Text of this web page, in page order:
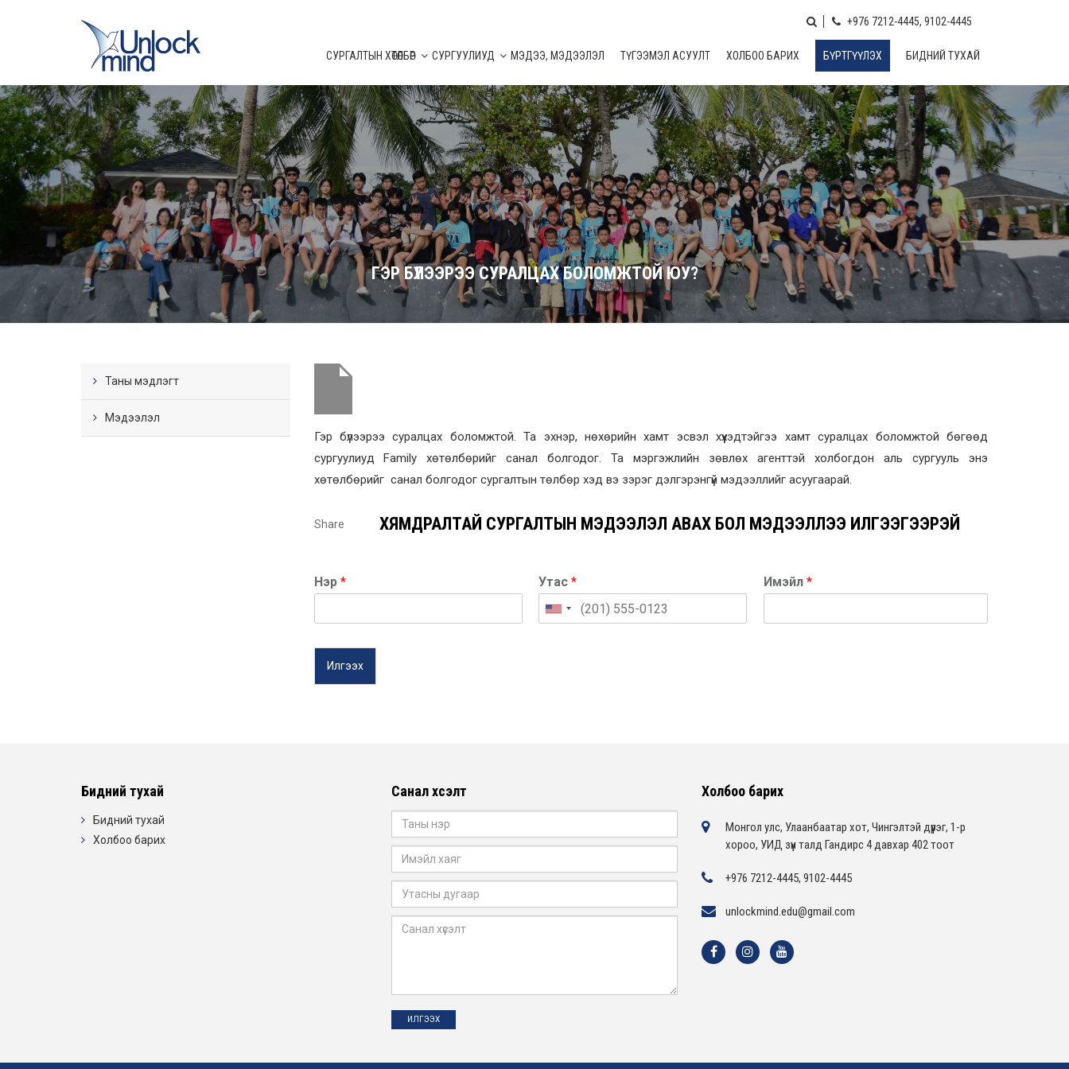
+976 7212-4445, 9102-4445
СУРГАЛТЫН ХӨТӨЛБӨР СУРГУУЛИУД МЭДЭЭ, МЭДЭЭЛЭЛ ТҮГЭЭМЭЛ АСУУЛТ ХОЛБОО БАРИХ БҮРТГҮҮЛЭХ БИДНИЙ ТУХАЙ
ГЭР БҮЛЭЭРЭЭ СУРАЛЦАХ БОЛОМЖТОЙ ЮУ?
Таны мэдлэгт
Мэдээлэл
Гэр бүлээрээ суралцах боломжтой. Та эхнэр, нөхөрийн хамт эсвэл хүүхэдтэйгээ хамт суралцах боломжтой бөгөөд
сургуулиуд Family хөтөлбөрийг санал болгодог. Та мэргэжлийн зөвлөх агенттэй холбогдон аль сургууль энэ
хөтөлбөрийг санал болгодог сургалтын төлбөр хэд вэ зэрэг дэлгэрэнгүй мэдээллийг асуугаарай.
Share ХЯМДРАЛТАЙ СУРГАЛТЫН МЭДЭЭЛЭЛ АВАХ БОЛ МЭДЭЭЛЛЭЭ ИЛГЭЭГЭЭРЭЙ
Нэр * Утас * Имэйл *
Илгээх
Бидний тухай
Бидний тухай
Холбоо барих
Санал хүсэлт Холбоо барих
Монгол улс, Улаанбаатар хот, Чингэлтэй дүүрэг, 1-р
хороо, УИД зүүн талд Гандирс 4 давхар 402 тоот
+976 7212-4445, 9102-4445
unlockmind.edu@gmail.com